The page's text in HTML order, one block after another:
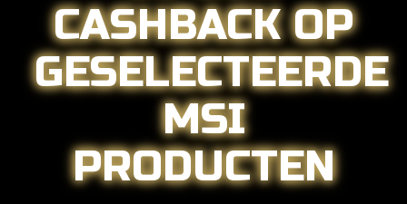
CASHBACK OP
GESELECTEERDE
MSI
PRODUCTEN